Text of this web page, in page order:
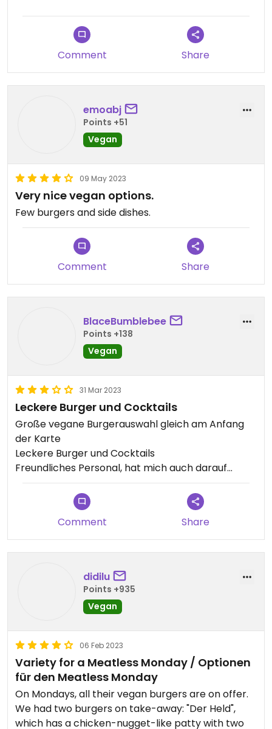
Comment Share
emoabj
Points +51
Vegan
09 May 2023
Very nice vegan options.
Few burgers and side dishes.
Comment Share
BlaceBumblebee
Points +138
Vegan
31 Mar 2023
Leckere Burger und Cocktails
Große vegane Burgerauswahl gleich am Anfang
der Karte
Leckere Burger und Cocktails
Freundliches Personal, hat mich auch darauf
hingewiesen, dass die Nachos nicht vegan sind
Comment
Share
didilu
Points +935
Vegan
06 Feb 2023
Variety for a Meatless Monday / Optionen
für den Meatless Monday
On Mondays, all their vegan burgers are on offer.
We had two burgers on take-away: "Der Held",
which has a chicken-nugget-like patty with two